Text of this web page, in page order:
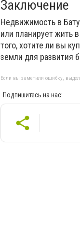
Заключение
Недвижимость в
или планирует жить
того, хотите ли вы
земли для развития
Если вы заметили ошибку,
Подпишитесь на нас: